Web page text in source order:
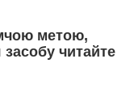
метою,
читайте